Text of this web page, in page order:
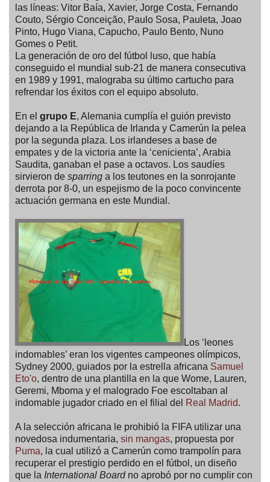
las líneas: Vitor Baía, Xavier, Jorge Costa, Fernando
Couto, Sérgio Conceição, Paulo Sosa, Pauleta, Joao
Pinto, Hugo Viana, Capucho, Paulo Bento, Nuno
Gomes o Petit.
La generación de oro del fútbol luso, que había
conseguido el mundial sub-21 de manera consecutiva
en 1989 y 1991, malograba su último cartucho para
refrendar los éxitos con el equipo absoluto.
En el grupo E, Alemania cumplía el guión previsto
dejando a la República de Irlanda y Camerún la pelea
por la segunda plaza. Los irlandeses a base de
empates y de la victoria ante la ‘cenicienta’, Arabia
Saudita, ganaban el pase a octavos. Los saudíes
sirvieron de sparring a los teutones en la sonrojante
derrota por 8-0, un espejismo de la poco convincente
actuación germana en este Mundial.
Los ‘leones
indomables’ eran los vigentes campeones olímpicos,
Sydney 2000, guiados por la estrella africana Samuel
Eto'o, dentro de una plantilla en la que Wome, Lauren,
Geremi, Mboma y el malogrado Foe escoltaban al
indomable jugador criado en el filial del Real Madrid.
A la selección africana le prohibió la FIFA utilizar una
novedosa indumentaria, sin mangas, propuesta por
Puma, la cual utilizó a Camerún como trampolín para
recuperar el prestigio perdido en el fútbol, un diseño
que la International Boardno aprobó por no cumplir con